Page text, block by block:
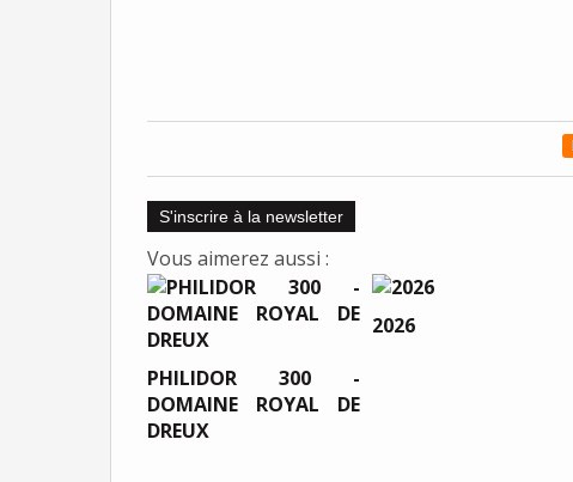
S'inscrire à la newsletter
Vous aimerez aussi :
PHILIDOR 300 -
DOMAINE ROYAL DE
DREUX
2026